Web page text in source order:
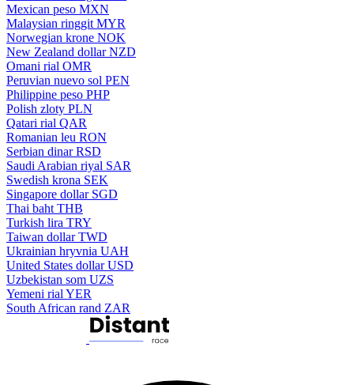
Mexican peso MXN
Malaysian ringgit MYR
Norwegian krone NOK
New Zealand dollar NZD
Omani rial OMR
Peruvian nuevo sol PEN
Philippine peso PHP
Polish zloty PLN
Qatari rial QAR
Romanian leu RON
Serbian dinar RSD
Saudi Arabian riyal SAR
Swedish krona SEK
Singapore dollar SGD
Thai baht THB
Turkish lira TRY
Taiwan dollar TWD
Ukrainian hryvnia UAH
United States dollar USD
Uzbekistan som UZS
Yemeni rial YER
South African rand ZAR